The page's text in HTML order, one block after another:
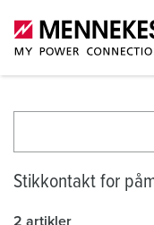
Stikkontakt for
2 artikler